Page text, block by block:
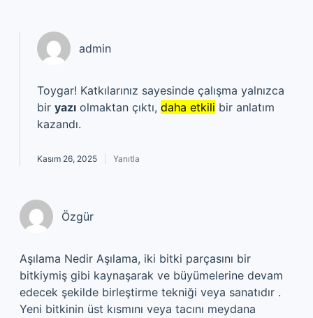
admin
Toygar! Katkılarınız sayesinde çalışma yalnızca
bir yazı olmaktan çıktı, daha etkili bir anlatım
kazandı.
Kasım 26, 2025 Yanıtla
Özgür
Aşılama Nedir Aşılama, iki bitki parçasını bir
bitkiymiş gibi kaynaşarak ve büyümelerine devam
edecek şekilde birleştirme tekniği veya sanatıdır .
Yeni bitkinin üst kısmını veya tacını meydana